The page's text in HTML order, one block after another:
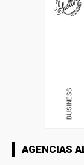
AGENCIAS